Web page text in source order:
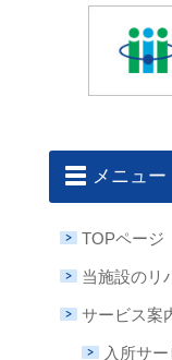
メニュー
TOPページ
当施設のリ
サービス案
入所サー